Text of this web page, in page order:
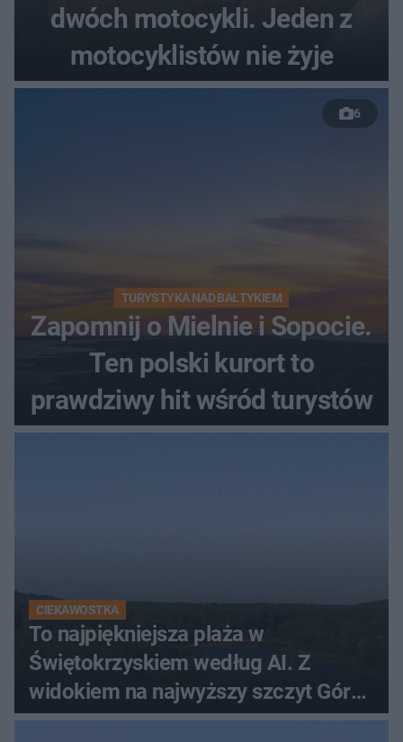
dwóch motocykli. Jeden z
motocyklistów nie żyje
6
TURYSTYKA NAD BAŁTYKIEM
Zapomnij o Mielnie i Sopocie.
Ten polski kurort to
prawdziwy hit wśród turystów
CIEKAWOSTKA
To najpiękniejsza plaża w
Świętokrzyskiem według AI. Z
widokiem na najwyższy szczyt Gór
Świętokrzyskich